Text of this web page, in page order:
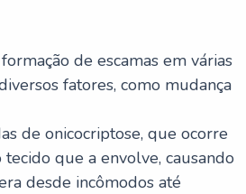
de escamas em várias
fatores, como mudança
de onicocriptose, que ocorre
que a envolve, causando
desde incômodos até